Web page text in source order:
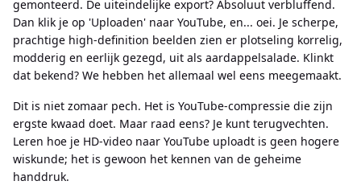
gemonteerd. De uiteindelijke export? Absoluut verbluffend.
Dan klik je op 'Uploaden' naar YouTube, en... oei. Je scherpe,
prachtige high-definition beelden zien er plotseling korrelig,
modderig en eerlijk gezegd, uit als aardappelsalade. Klinkt
dat bekend? We hebben het allemaal wel eens meegemaakt.
Dit is niet zomaar pech. Het is YouTube-compressie die zijn
ergste kwaad doet. Maar raad eens? Je kunt terugvechten.
Leren hoe je HD-video naar YouTube uploadt is geen hogere
wiskunde; het is gewoon het kennen van de geheime
handdruk.